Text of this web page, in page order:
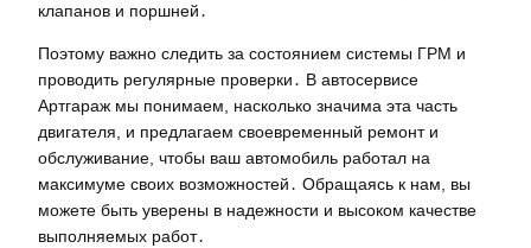
клапанов и поршней․
Поэтому важно следить за состоянием системы ГРМ и
проводить регулярные проверки․ В автосервисе
Артгараж мы понимаем, насколько значима эта часть
двигателя, и предлагаем своевременный ремонт и
обслуживание, чтобы ваш автомобиль работал на
максимуме своих возможностей․ Обращаясь к нам, вы
можете быть уверены в надежности и высоком качестве
выполняемых работ․